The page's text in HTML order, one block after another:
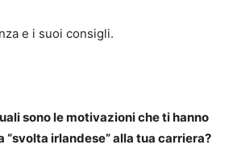
e i suoi consigli.
sono le motivazioni che ti hanno
“svolta irlandese” alla tua carriera?